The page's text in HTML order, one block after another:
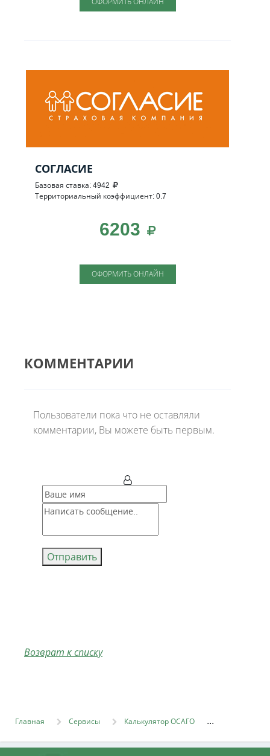
СОГЛАСИЕ
Базовая ставка: 4942
Территориальный коэффициент: 0.7
6203
ОФОРМИТЬ ОНЛАЙН
КОММЕНТАРИИ
Пользователи пока что не оставляли
комментарии, Вы можете быть первым.
Отправить
Возврат к списку
Главная Сервисы Калькулятор ОСАГО